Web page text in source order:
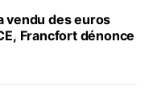
vendu des euros
Francfort dénonce